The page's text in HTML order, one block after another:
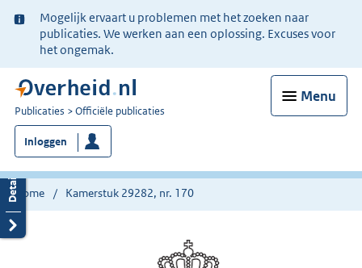
Ter
informatie:
Mogelijk ervaart u problemen met het zoeken naar
publicaties. We werken aan een oplossing. Excuses voor
het ongemak.
Menu
U
bent
nu
hier:
Publicaties Officiële publicaties
Inloggen
Home Kamerstuk 29282, nr. 170